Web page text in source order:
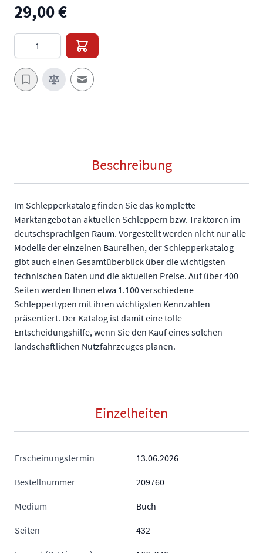
29,00 €
E-Mail an einen Freund
Beschreibung
Im Schlepperkatalog finden Sie das komplette
Marktangebot an aktuellen Schleppern bzw. Traktoren im
deutschsprachigen Raum. Vorgestellt werden nicht nur alle
Modelle der einzelnen Baureihen, der Schlepperkatalog
gibt auch einen Gesamtüberblick über die wichtigsten
technischen Daten und die aktuellen Preise. Auf über 400
Seiten werden Ihnen etwa 1.100 verschiedene
Schleppertypen mit ihren wichtigsten Kennzahlen
präsentiert. Der Katalog ist damit eine tolle
Entscheidungshilfe, wenn Sie den Kauf eines solchen
landschaftlichen Nutzfahrzeuges planen.
Einzelheiten
Erscheinungstermin 13.06.2026
Bestellnummer 209760
Medium Buch
Seiten 432